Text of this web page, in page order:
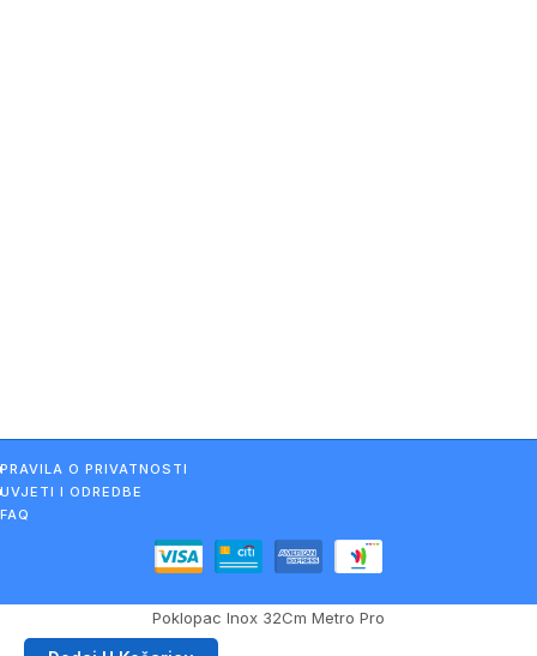
PRAVILA O PRIVATNOSTI
UVJETI I ODREDBE
FAQ
Poklopac Inox 32Cm Metro Pro